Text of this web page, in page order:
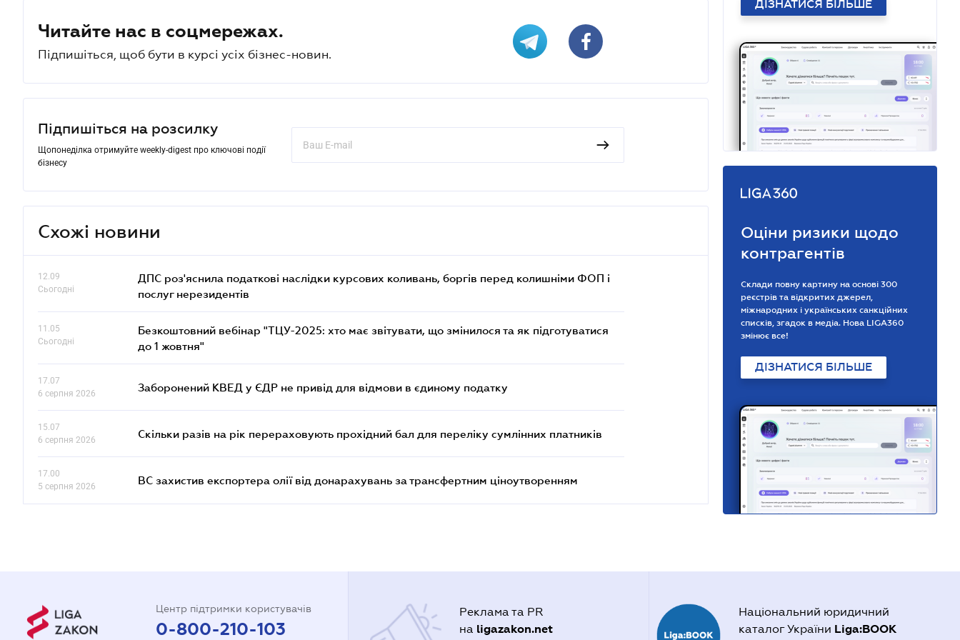
Читайте нас в соцмережах.
Підпишіться, щоб бути в курсі усіх бізнес-новин.
Підпишіться на розсилку
Щопонеділка отримуйте weekly-digest про ключові події
бізнесу
Схожі новини
12.09
Сьогодні
ДПС роз'яснила податкові наслідки курсових коливань, боргів перед колишніми ФОП і
послуг нерезидентів
11.05
Сьогодні
Безкоштовний вебінар "ТЦУ-2025: хто має звітувати, що змінилося та як підготуватися
до 1 жовтня"
17.07
6 серпня 2026
Заборонений КВЕД у ЄДР не привід для відмови в єдиному податку
15.07
6 серпня 2026
Скільки разів на рік перераховують прохідний бал для переліку сумлінних платників
17.00
5 серпня 2026
ВС захистив експортера олії від донарахувань за трансфертним ціноутворенням
ДІЗНАТИСЯ БІЛЬШЕ
Оціни ризики щодо
контрагентів
Склади повну картину на основі 300
реєстрів та відкритих джерел,
міжнародних і українських санкційних
списків, згадок в медіа. Нова LIGA360
змінює все!
ДІЗНАТИСЯ БІЛЬШЕ
Центр підтримки користувачів
0-800-210-103
Реклама та PR
на ligazakon.net
Національний юридичний
каталог України Liga:BOOK